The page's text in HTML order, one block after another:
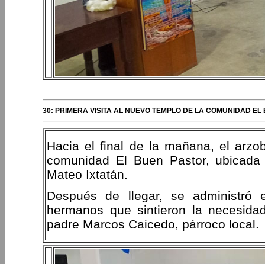
30: PRIMERA VISITA AL NUEVO TEMPLO DE LA COMUNIDAD EL
Hacia el final de la mañana, el
comunidad El Buen Pastor,
Mateo Ixtatán.
Después de llegar, se
hermanos que sintieron la
padre Marcos Caicedo, párroco local.